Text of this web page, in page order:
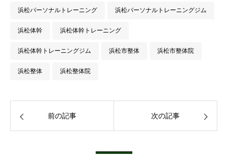
浜松パーソナルトレーニング 浜松パーソナルトレーニングジム
浜松体幹 浜松体幹トレーニング
浜松体幹トレーニングジム 浜松市整体 浜松市整体院
浜松整体 浜松整体院
前の記事 次の記事